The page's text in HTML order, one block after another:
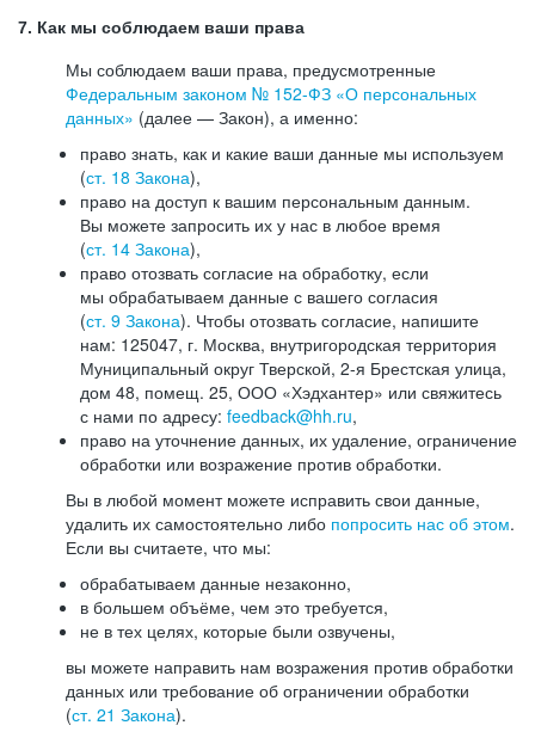
7. Как мы соблюдаем ваши права
Мы соблюдаем ваши права, предусмотренные
Федеральным законом № 152-ФЗ «О персональных
данных» (далее — Закон), а именно:
право знать, как и какие ваши данные мы используем
(ст. 18 Закона),
право на доступ к вашим персональным данным.
Вы можете запросить их у нас в любое время
(ст. 14 Закона),
право отозвать согласие на обработку, если
мы обрабатываем данные с вашего согласия
(ст. 9 Закона). Чтобы отозвать согласие, напишите
нам: 125047, г. Москва, внутригородская территория
Муниципальный округ Тверской, 2-я Брестская улица,
дом 48, помещ. 25, ООО «Хэдхантер» или свяжитесь
с нами по адресу: feedback@hh.ru,
право на уточнение данных, их удаление, ограничение
обработки или возражение против обработки.
Вы в любой момент можете исправить свои данные,
удалить их самостоятельно либо попросить нас об этом.
Если вы считаете, что мы:
обрабатываем данные незаконно,
в большем объёме, чем это требуется,
не в тех целях, которые были озвучены,
вы можете направить нам возражения против обработки
данных или требование об ограничении обработки
(ст. 21 Закона).